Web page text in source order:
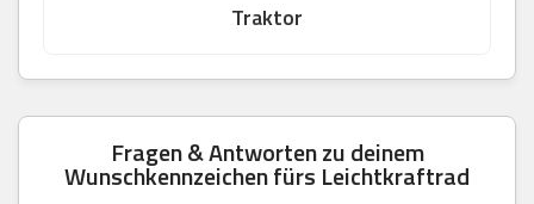
Traktor
Fragen & Antworten zu deinem
Wunschkennzeichen fürs Leichtkraftrad